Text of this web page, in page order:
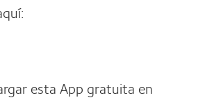
esta App gratuita en